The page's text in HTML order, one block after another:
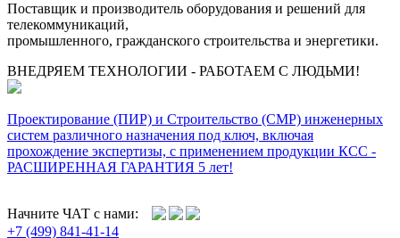
Поставщик и производитель оборудования и решений для
телекоммуникаций,
промышленного, гражданского строительства и энергетики.
ВНЕДРЯЕМ ТЕХНОЛОГИИ - РАБОТАЕМ С ЛЮДЬМИ!
Проектирование (ПИР) и Cтроительство (СМР) инженерных
систем различного назначения под ключ, включая
прохождение экспертизы, с применением продукции КСС -
РАСШИРЕННАЯ ГАРАНТИЯ 5 лет!
Начните ЧАТ с нами:
+7 (499) 841-41-14